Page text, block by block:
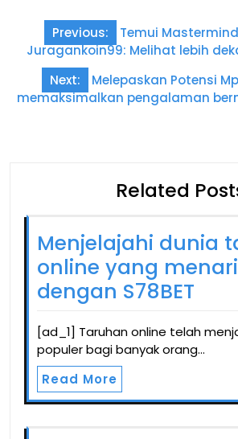
Post
navigation
Previous:
Temui
Juragankoin99: Melihat lebih
Next:
Melepaskan Potensi
memaksimalkan pengalaman
Related
Menjelajahi dunia
online yang
dengan S78BET
[ad_1] Taruhan online telah
populer bagi banyak orang…
Read More